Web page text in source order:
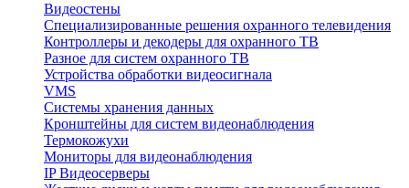
Видеостены
Специализированные решения охранного телевидения
Контроллеры и декодеры для охранного ТВ
Разное для систем охранного ТВ
Устройства обработки видеосигнала
VMS
Системы хранения данных
Кронштейны для систем видеонаблюдения
Термокожухи
Мониторы для видеонаблюдения
IP Видеосерверы